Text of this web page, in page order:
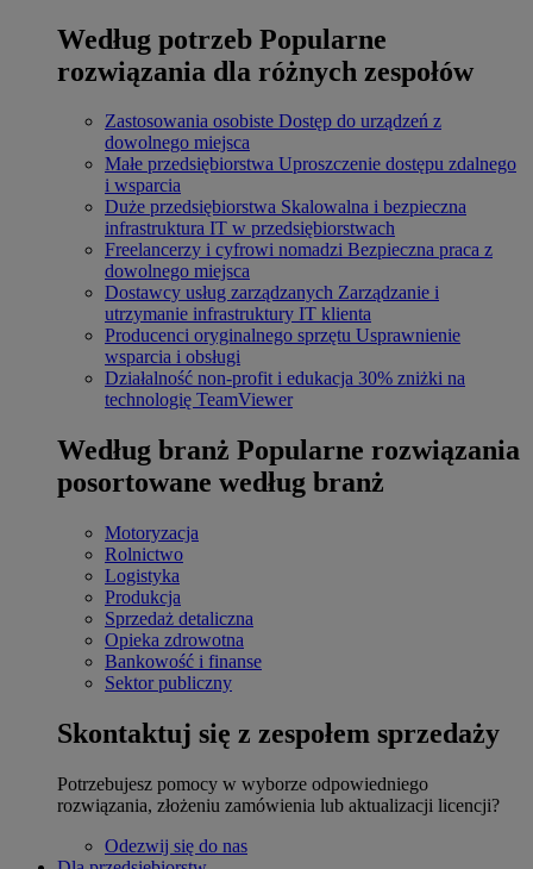
Według potrzeb Popularne
rozwiązania dla różnych zespołów
Zastosowania osobiste Dostęp do urządzeń z
dowolnego miejsca
Małe przedsiębiorstwa Uproszczenie dostępu zdalnego
i wsparcia
Duże przedsiębiorstwa Skalowalna i bezpieczna
infrastruktura IT w przedsiębiorstwach
Freelancerzy i cyfrowi nomadzi Bezpieczna praca z
dowolnego miejsca
Dostawcy usług zarządzanych Zarządzanie i
utrzymanie infrastruktury IT klienta
Producenci oryginalnego sprzętu Usprawnienie
wsparcia i obsługi
Działalność non-profit i edukacja 30% zniżki na
technologię TeamViewer
Według branż Popularne rozwiązania
posortowane według branż
Motoryzacja
Rolnictwo
Logistyka
Produkcja
Sprzedaż detaliczna
Opieka zdrowotna
Bankowość i finanse
Sektor publiczny
Skontaktuj się z zespołem sprzedaży
Potrzebujesz pomocy w wyborze odpowiedniego
rozwiązania, złożeniu zamówienia lub aktualizacji licencji?
Odezwij się do nas